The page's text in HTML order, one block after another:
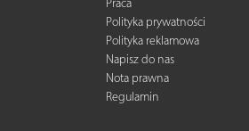
Polityka prywatności
Polityka reklamowa
Napisz do nas
Nota prawna
Regulamin